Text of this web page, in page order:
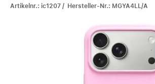
Artikelnr.: ic1207 / Hersteller-Nr.: MGYA4LL/A